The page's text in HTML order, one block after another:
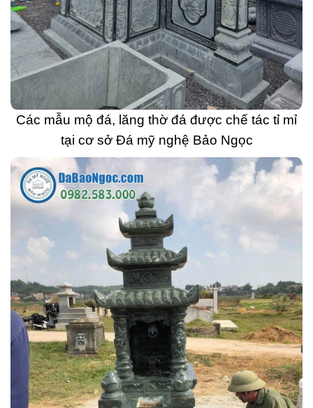
Các mẫu mộ đá, lăng thờ đá được chế tác tỉ mỉ
tại cơ sở Đá mỹ nghệ Bảo Ngọc